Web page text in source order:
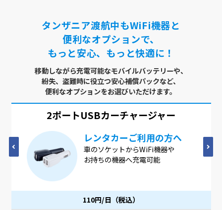
タンザニア渡航中もWiFi機器と
便利なオプションで、
もっと安心、もっと快適に！
移動しながら充電可能なモバイルバッテリーや、
紛失、盗難時に役立つ安心補償パックなど、
便利なオプションをお選びいただけます。
2ポートUSBカーチャージャー
レンタカーご利用の方へ
車のソケットからWiFi機器や
お持ちの機器へ充電可能
110円/日（税込）